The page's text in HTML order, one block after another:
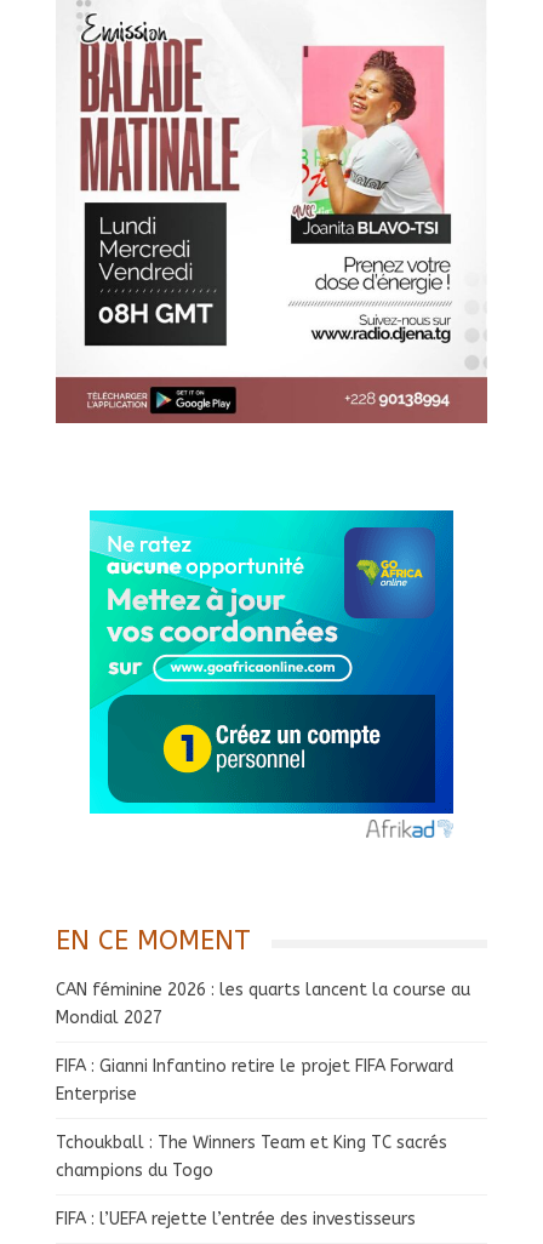
EN CE MOMENT
CAN féminine 2026 : les quarts lancent la course au
Mondial 2027
FIFA : Gianni Infantino retire le projet FIFA Forward
Enterprise
Tchoukball : The Winners Team et King TC sacrés
champions du Togo
FIFA : l’UEFA rejette l’entrée des investisseurs